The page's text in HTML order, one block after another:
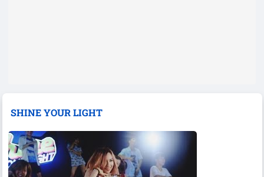
SHINE YOUR LIGHT